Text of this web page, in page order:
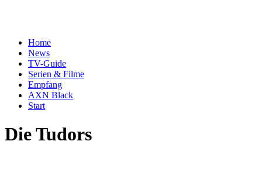
Home
News
TV-Guide
Serien & Filme
Empfang
AXN Black
Start
Die Tudors